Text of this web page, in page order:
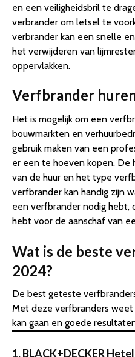
en een veiligheidsbril te
verbrander om letsel te
verbrander kan een snelle
het verwijderen van
oppervlakken.
Verfbrander
Het is mogelijk om een
bouwmarkten en
gebruik maken van een
er een te hoeven kopen. De
van de huur en het type
verfbrander kan handig zijn
een verfbrander nodig hebt,
hebt voor de aanschaf van
Wat is de beste
2024?
De best geteste
Met deze verfbranders
kan gaan en goede
1. BLACK+DECKER